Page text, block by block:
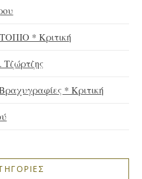
* Κριτική
Τζώρτζης
* Κριτική